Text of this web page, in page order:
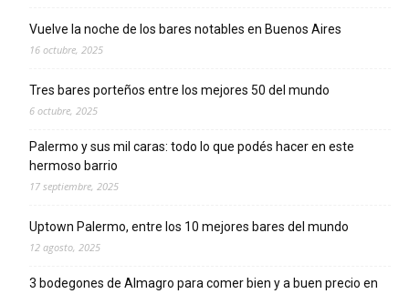
Vuelve la noche de los bares notables en Buenos Aires
16 octubre, 2025
Tres bares porteños entre los mejores 50 del mundo
6 octubre, 2025
Palermo y sus mil caras: todo lo que podés hacer en este
hermoso barrio
17 septiembre, 2025
Uptown Palermo, entre los 10 mejores bares del mundo
12 agosto, 2025
3 bodegones de Almagro para comer bien y a buen precio en